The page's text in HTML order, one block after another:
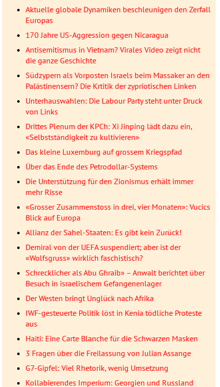
Aktuelle globale Dynamiken beschleunigen den Zerfall
Europas
170 Jahre US-Aggression gegen Nicaragua
Antisemitismus in Vietnam? Virales Video zeigt nicht
die ganze Geschichte
Südzypern als Vorposten Israels beim Massaker an den
Palästinensern? Die Krtitik der zypriotischen Linken
Unterhauswahlen: Die Labour Party steht unter Druck
von Links
Drittes Plenum der KPCh: Xi Jinping lädt dazu ein,
«Selbstständigkeit zu kultivieren»
Das kleine Luxemburg auf grossem Kriegspfad
Über das Ende des Petrodollar-Systems
Die Unterstützung für den Zionismus erhält immer
mehr Risse
«Grosser Zusammenstoss in drei, vier Monaten»: Vucics
Blick auf Europa
Allianz der Sahel-Staaten: Es gibt kein Zurück!
Demiral von der UEFA suspendiert; aber ist der
«Wolfsgruss» wirklich faschistisch?
Schrecklicher als Abu Ghraib» – Anwalt berichtet über
Besuch in israelischem Gefangenenlager
Der Westen bringt Unglück nach Afrika
IWF-gesteuerte Politik löst in Kenia tödliche Proteste
aus
Haiti: Eine Carte Blanche für die Schwarzen Masken
3 Fragen über die Freilassung von Julian Assange
G7-Gipfel: Viel Rhetorik, wenig Umsetzung
Kollabierendes Imperium: Georgien und Russland